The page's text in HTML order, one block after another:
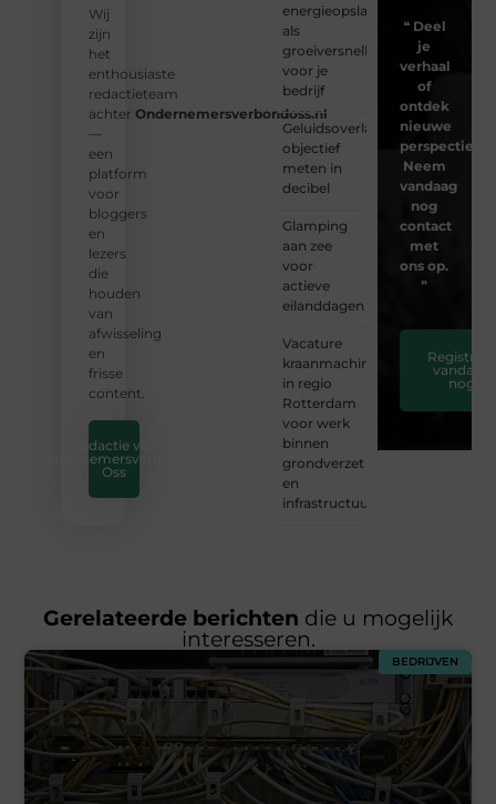
Wij
zijn
het
enthousiaste
redactieteam
achter Ondernemersverbondoss.nl
—
een
platform
voor
bloggers
en
lezers
die
houden
van
afwisseling
en
frisse
content.
Redactie van
Ondernemersverbond
Oss
energieopslag
als
groeiversneller
voor je
bedrijf
Geluidsoverlast
objectief
meten in
decibel
Glamping
aan zee
voor
actieve
eilanddagen
Vacature
kraanmachinist
in regio
Rotterdam
voor werk
binnen
grondverzet
en
infrastructuur
❝ Deel
je
verhaal
of
ontdek
nieuwe
Neem
vandaag
nog
contact
met
ons op.
❞
Registreer
vandaag
nog
Gerelateerde berichten die u mogelijk
interesseren.
BEDRIJVEN